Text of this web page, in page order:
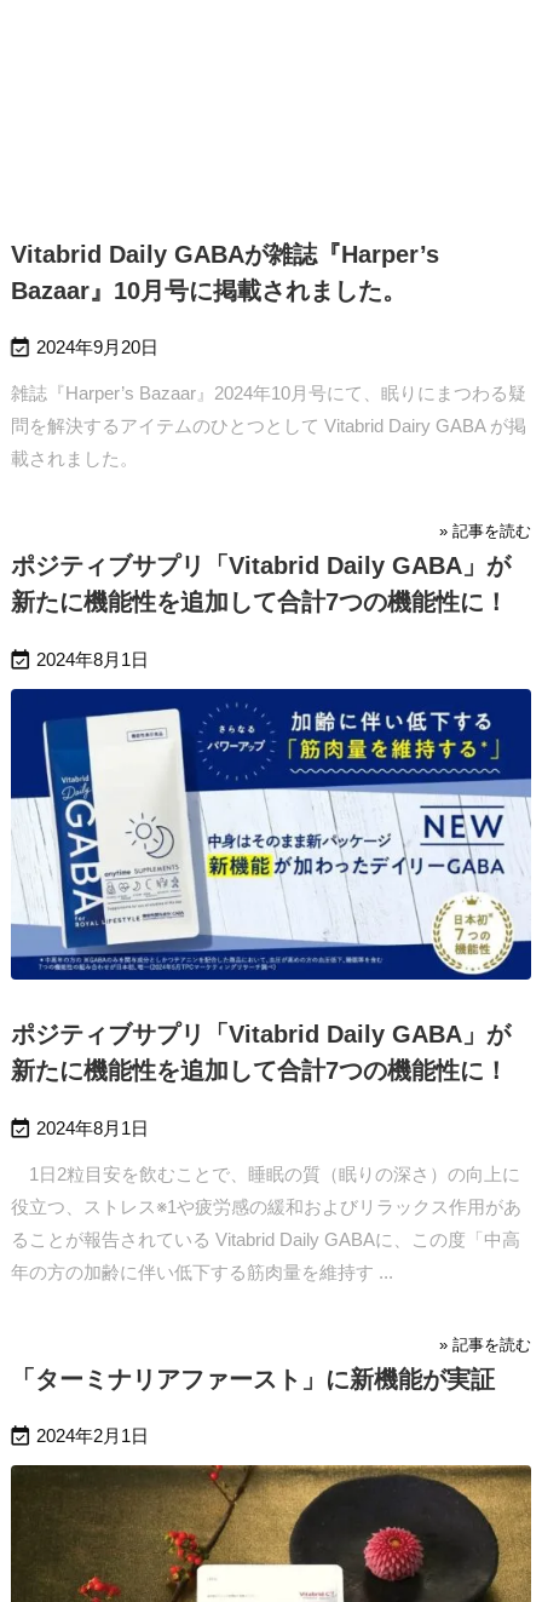
Vitabrid Daily GABAが雑誌『Harper’s
Bazaar』10月号に掲載されました。
 2024年9月20日
雑誌『Harper’s Bazaar』2024年10月号にて、眠りにまつわる疑
問を解決するアイテムのひとつとして Vitabrid Dairy GABA が掲
載されました。
» 記事を読む
ポジティブサプリ「Vitabrid Daily GABA」が
新たに機能性を追加して合計7つの機能性に！
 2024年8月1日
ポジティブサプリ「Vitabrid Daily GABA」が
新たに機能性を追加して合計7つの機能性に！
 2024年8月1日
1日2粒目安を飲むことで、睡眠の質（眠りの深さ）の向上に
役立つ、ストレス※1や疲労感の緩和およびリラックス作用があ
ることが報告されている Vitabrid Daily GABAに、この度「中高
年の方の加齢に伴い低下する筋肉量を維持す ...
» 記事を読む
「ターミナリアファースト」に新機能が実証
 2024年2月1日